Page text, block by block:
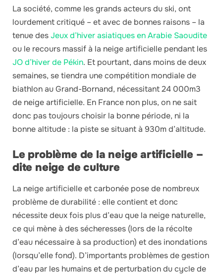
La société, comme les grands acteurs du ski, ont
lourdement critiqué – et avec de bonnes raisons – la
tenue desJeux d’hiver asiatiques en Arabie Saoudite
ou le recours massif à la neige artificielle pendant les
JO d’hiver de Pékin. Et pourtant, dans moins de deux
semaines, se tiendra une compétition mondiale de
biathlon au Grand-Bornand, nécessitant 24 000m3
de neige artificielle. En France non plus, on ne sait
donc pas toujours choisir la bonne période, ni la
bonne altitude : la piste se situant à 930m d’altitude.
Le problème de la neige artificielle –
dite neige de culture
La neige artificielle et carbonée pose de nombreux
problème de durabilité : elle contient et donc
nécessite deux fois plus d’eau que la neige naturelle,
ce qui mène à des sécheresses (lors de la récolte
d’eau nécessaire à sa production) et des inondations
(lorsqu’elle fond). D’importants problèmes de gestion
d’eau par les humains et de perturbation du cycle de